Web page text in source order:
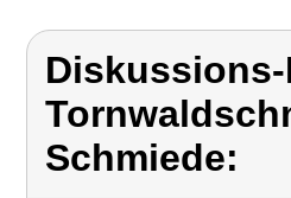
Schmiede: